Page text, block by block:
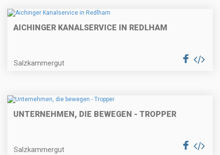
AICHINGER KANALSERVICE IN REDLHAM
Salzkammergut
UNTERNEHMEN, DIE BEWEGEN - TROPPER
Salzkammergut